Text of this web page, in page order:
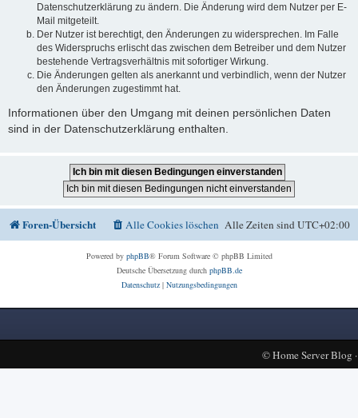
Datenschutzerklärung zu ändern. Die Änderung wird dem Nutzer per E-
Mail mitgeteilt.
Der Nutzer ist berechtigt, den Änderungen zu widersprechen. Im Falle
des Widerspruchs erlischt das zwischen dem Betreiber und dem Nutzer
bestehende Vertragsverhältnis mit sofortiger Wirkung.
Die Änderungen gelten als anerkannt und verbindlich, wenn der Nutzer
den Änderungen zugestimmt hat.
Informationen über den Umgang mit deinen persönlichen Daten
sind in der Datenschutzerklärung enthalten.
Foren-Übersicht Alle Zeiten sindUTC+02:00
Alle Cookies löschen
Powered by phpBB® Forum Software © phpBB Limited
Deutsche Übersetzung durch phpBB.de
Datenschutz| Nutzungsbedingungen
©Home Server Blog